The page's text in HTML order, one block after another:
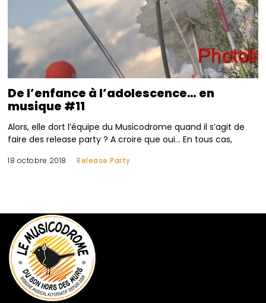
De l’enfance à l’adolescence… en
musique #11
Alors, elle dort l’équipe du Musicodrome quand il s’agit de
faire des release party ? A croire que oui… En tous cas,
18 octobre 2018 Release Party